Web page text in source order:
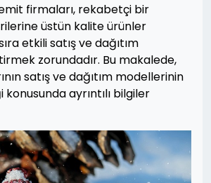
firmaları, rekabetçi bir
üstün kalite ürünler
etkili satış ve dağıtım
zorundadır. Bu makalede,
satış ve dağıtım modellerinin
konusunda ayrıntılı bilgiler